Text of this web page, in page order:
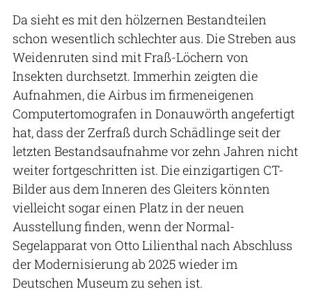
Da sieht es mit den hölzernen Bestandteilen
schon wesentlich schlechter aus. Die Streben aus
Weidenruten sind mit Fraß-Löchern von
Insekten durchsetzt. Immerhin zeigten die
Aufnahmen, die Airbus im firmeneigenen
Computertomografen in Donauwörth angefertigt
hat, dass der Zerfraß durch Schädlinge seit der
letzten Bestandsaufnahme vor zehn Jahren nicht
weiter fortgeschritten ist. Die einzigartigen CT-
Bilder aus dem Inneren des Gleiters könnten
vielleicht sogar einen Platz in der neuen
Ausstellung finden, wenn der Normal-
Segelapparat von Otto Lilienthal nach Abschluss
der Modernisierung ab 2025 wieder im
Deutschen Museum zu sehen ist.